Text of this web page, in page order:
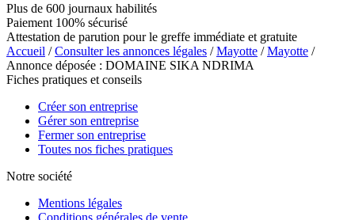
Plus de 600 journaux habilités
Paiement 100% sécurisé
Attestation de parution pour le greffe immédiate et gratuite
Accueil /Consulter les annonces légales /Mayotte /Mayotte /
Annonce déposée : DOMAINE SIKA NDRIMA
Fiches pratiques et conseils
Créer son entreprise
Gérer son entreprise
Fermer son entreprise
Toutes nos fiches pratiques
Notre société
Mentions légales
Conditions générales de vente